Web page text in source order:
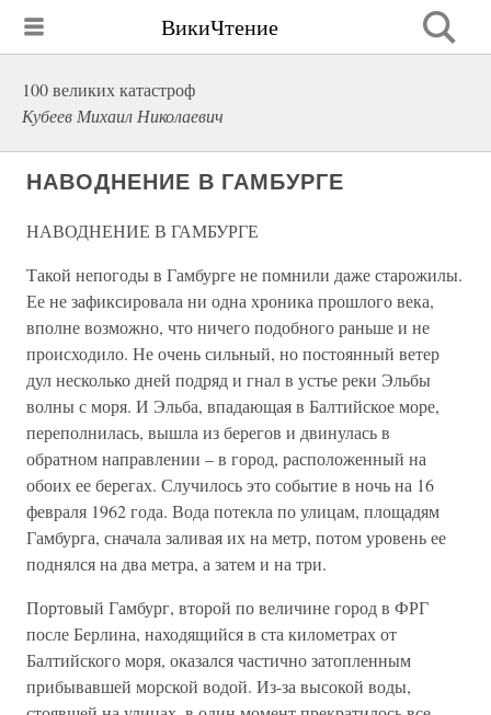
ВикиЧтение
100 великих катастроф
Кубеев Михаил Николаевич
НАВОДНЕНИЕ В ГАМБУРГЕ
НАВОДНЕНИЕ В ГАМБУРГЕ
Такой непогоды в Гамбурге не помнили даже старожилы.
Ее не зафиксировала ни одна хроника прошлого века,
вполне возможно, что ничего подобного раньше и не
происходило. Не очень сильный, но постоянный ветер
дул несколько дней подряд и гнал в устье реки Эльбы
волны с моря. И Эльба, впадающая в Балтийское море,
переполнилась, вышла из берегов и двинулась в
обратном направлении – в город, расположенный на
обоих ее берегах. Случилось это событие в ночь на 16
февраля 1962 года. Вода потекла по улицам, площадям
Гамбурга, сначала заливая их на метр, потом уровень ее
поднялся на два метра, а затем и на три.
Портовый Гамбург, второй по величине город в ФРГ
после Берлина, находящийся в ста километрах от
Балтийского моря, оказался частично затопленным
прибывавшей морской водой. Из-за высокой воды,